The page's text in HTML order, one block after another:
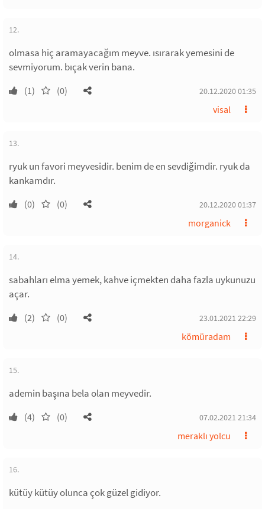
12.
olmasa hiç aramayacağım meyve. ısırarak yemesini de
sevmiyorum. bıçak verin bana.
(1) (0) 20.12.2020 01:35
visal
13.
ryuk un favori meyvesidir. benim de en sevdiğimdir. ryuk da
kankamdır.
(0) (0) 20.12.2020 01:37
morganick
14.
sabahları elma yemek, kahve içmekten daha fazla uykunuzu
açar.
(2) (0) 23.01.2021 22:29
kömüradam
15.
ademin başına bela olan meyvedir.
(4) (0) 07.02.2021 21:34
meraklı yolcu
16.
kütüy kütüy olunca çok güzel gidiyor.